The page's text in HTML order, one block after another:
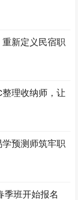
新定义民宿职
理收纳师，让
预测师筑牢职
季班开始报名